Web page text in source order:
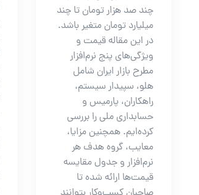
چند صد هزار تومان تا چند
میلیارد تومان متغیر باشد.
در این مقاله قیمت و
ویژگی‌های پنج نرم‌افزار
مطرح بازار ایران شامل
هلو، سپیدار سیستم،
راهکاران، پارمیس و
حسابداری ملی را بررسی
کرده‌ایم. همچنین مزایا،
معایب، گروه هدف هر
نرم‌افزار و جدول مقایسه
قیمت‌ها ارائه شده تا